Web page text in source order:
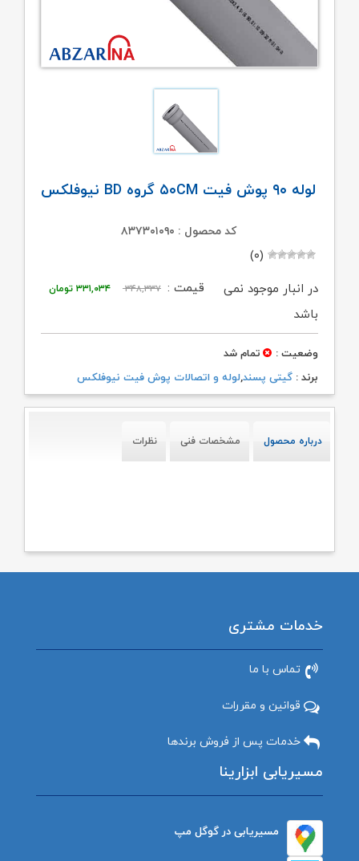
لوله ۹۰ پوش فیت ۵۰CM گروه BD نیوفلکس
کد محصول : ۸۳۷۳۰۱۰۹۰
(۰)
قیمت : ۳۴۸,۳۳۷
قیمت
۳۴۸,۳۳۷ تومان
۳۳۱,۰۳۴ تومان
۳۳۱,۰۳۴
در انبار موجود نمی
باشد
وضعیت :
تمام شد
برند : گیتی پسند,لوله و اتصالات پوش فیت نیوفلکس
درباره محصول مشخصات فنی نظرات
خدمات مشتری
تماس با ما
قوانین و مقررات
خدمات پس از فروش برندها
مسیریابی ابزارینا
مسیریابی در گوگل مپ